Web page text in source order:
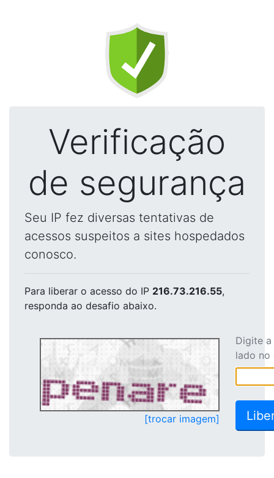
Verificação
de segurança
Seu IP fez diversas tentativas de
acessos suspeitos a sites hospedados
conosco.
Para liberar o acesso do IP 216.73.216.55,
responda ao desafio abaixo.
[trocar imagem]
Digite
lado no